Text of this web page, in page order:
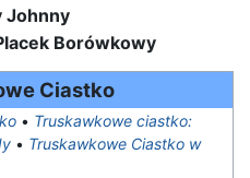
Johnny
Borówkowy
Ciastko
• Truskawkowe ciastko:
• Truskawkowe Ciastko w